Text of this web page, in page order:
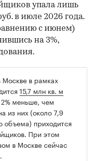
упала лишь
в июле 2026 года.
с июнем)
на 3%,
Москве в рамках
15,7 млн кв. м
меньше, чем
из них (около 7,9
объема) приходится
При этом
в Москве сейчас